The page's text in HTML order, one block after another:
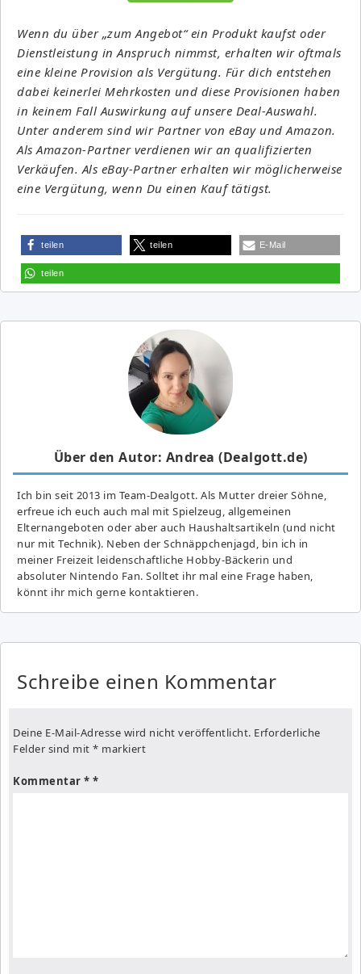
Wenn du über „zum Angebot“ ein Produkt kaufst oder
Dienstleistung in Anspruch nimmst, erhalten wir oftmals
eine kleine Provision als Vergütung. Für dich entstehen
dabei keinerlei Mehrkosten und diese Provisionen haben
in keinem Fall Auswirkung auf unsere Deal-Auswahl.
Unter anderem sind wir Partner von eBay und Amazon.
Als Amazon-Partner verdienen wir an qualifizierten
Verkäufen. Als eBay-Partner erhalten wir möglicherweise
eine Vergütung, wenn Du einen Kauf tätigst.
teilen teilen E-Mail
teilen
Über den Autor: Andrea (Dealgott.de)
Ich bin seit 2013 im Team-Dealgott. Als Mutter dreier Söhne,
erfreue ich euch auch mal mit Spielzeug, allgemeinen
Elternangeboten oder aber auch Haushaltsartikeln (und nicht
nur mit Technik). Neben der Schnäppchenjagd, bin ich in
meiner Freizeit leidenschaftliche Hobby-Bäckerin und
absoluter Nintendo Fan. Solltet ihr mal eine Frage haben,
könnt ihr mich gerne kontaktieren.
Schreibe einen Kommentar
Deine E-Mail-Adresse wird nicht veröffentlicht. Erforderliche
Felder sind mit * markiert
Kommentar *